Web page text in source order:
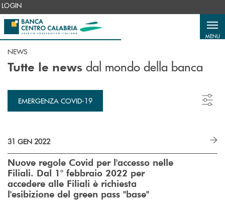
Salta al contenuto principale
LOGIN
MENU
NEWS
Tutte le news dal mondo della banca
EMERGENZA COVID-19
31 GEN 2022
Nuove regole Covid per l'accesso nelle
Filiali. Dal 1° febbraio 2022 per
accedere alle Filiali è richiesta
l'esibizione del green pass "base"